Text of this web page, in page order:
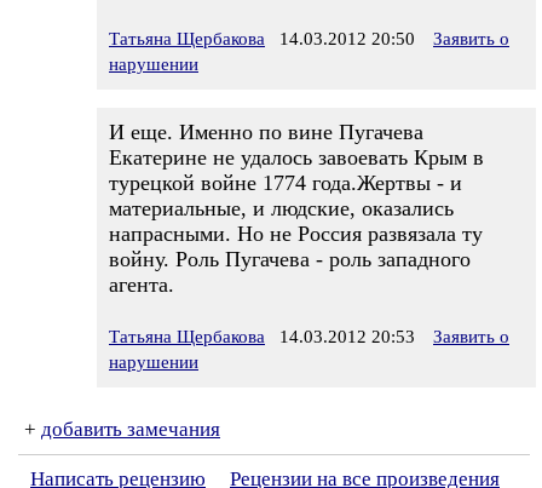
Татьяна Щербакова 14.03.2012 20:50
Заявить о
нарушении
И еще. Именно по вине Пугачева
Екатерине не удалось завоевать Крым в
турецкой войне 1774 года.Жертвы - и
материальные, и людские, оказались
напрасными. Но не Россия развязала ту
войну. Роль Пугачева - роль западного
агента.
Татьяна Щербакова 14.03.2012 20:53
Заявить о
нарушении
+ добавить замечания
Написать рецензию Рецензии на все произведения